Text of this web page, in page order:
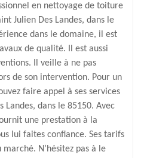
en nettoyage de toiture
Julien Des Landes, dans le
dans le domaine, il est
de qualité. Il est aussi
Il veille à ne pas
de son intervention. Pour un
faire appel à ses services
Landes, dans le 85150. Avec
une prestation à la
lui faites confiance. Ses tarifs
N’hésitez pas à le